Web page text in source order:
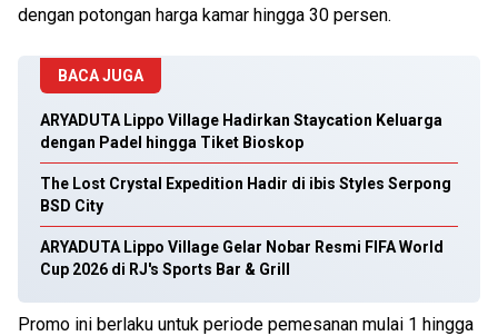
dengan potongan harga kamar hingga 30 persen.
BACA JUGA
ARYADUTA Lippo Village Hadirkan Staycation Keluarga
dengan Padel hingga Tiket Bioskop
The Lost Crystal Expedition Hadir di ibis Styles Serpong
BSD City
ARYADUTA Lippo Village Gelar Nobar Resmi FIFA World
Cup 2026 di RJ's Sports Bar & Grill
Promo ini berlaku untuk periode pemesanan mulai 1 hingga